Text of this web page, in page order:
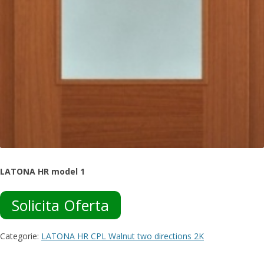
LATONA HR model 1
Solicita Oferta
Categorie: LATONA HR CPL Walnut two directions 2K